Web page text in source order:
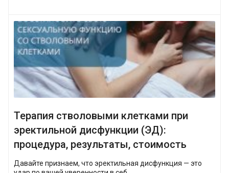
Терапия стволовыми клетками при
эректильной дисфункции (ЭД):
процедура, результаты, стоимость
Давайте признаем, что эректильная дисфункция — это